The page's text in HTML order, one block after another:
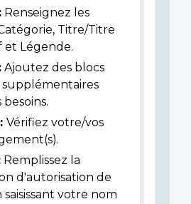
Renseignez les
Titre/Titre
et Légende.
Ajoutez des blocs
supplémentaires
besoins.
Vérifiez votre/vos
Remplissez la
d'autorisation de
votre nom